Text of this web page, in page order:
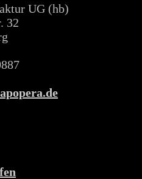
UG (hb)
32